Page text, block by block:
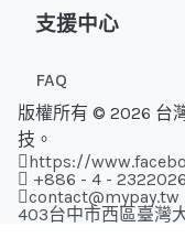
支援中心
FAQ
版權所有 © 2026 台
技。
https://
+886 - 4 -
contact@mypay.tw
403台中市西區臺灣